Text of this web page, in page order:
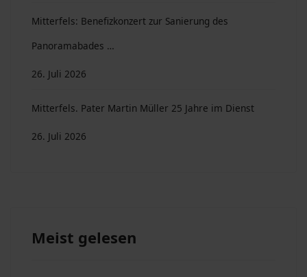
Mitterfels: Benefizkonzert zur Sanierung des
Panoramabades …
26. Juli 2026
Mitterfels. Pater Martin Müller 25 Jahre im Dienst
26. Juli 2026
Meist gelesen